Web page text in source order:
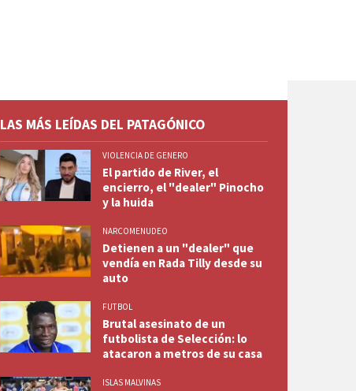
LAS MÁS LEÍDAS DEL PATAGÓNICO
VIOLENCIA DE GENERO
El partido de River, el
encierro, el "dealer" Pinocho
y la huida
NARCOMENUDEO
Detienen a un "dealer" que
vendía en Rada Tilly desde su
auto
FUTBOL
Brutal asesinato de un
futbolista de Selección: lo
atacaron a metros de su casa
ISLAS MALVINAS